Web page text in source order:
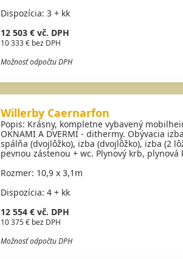
Dispozícia: 3 + kk
12 503 € vč. DPH
10 333 € bez DPH
Možnosť odpočtu DPH
Willerby Caernarfon
Popis: Krásny, kompletne vybavený
OKNAMI A DVERMI - dithermy. Obývacia
spálňa (dvojlôžko), izba (dvojlôžko), izba (2
pevnou zástenou + wc. Plynový krb, plynová
Rozmer: 10,9 x 3,1m
Dispozícia: 4 + kk
12 554 € vč. DPH
10 375 € bez DPH
Možnosť odpočtu DPH